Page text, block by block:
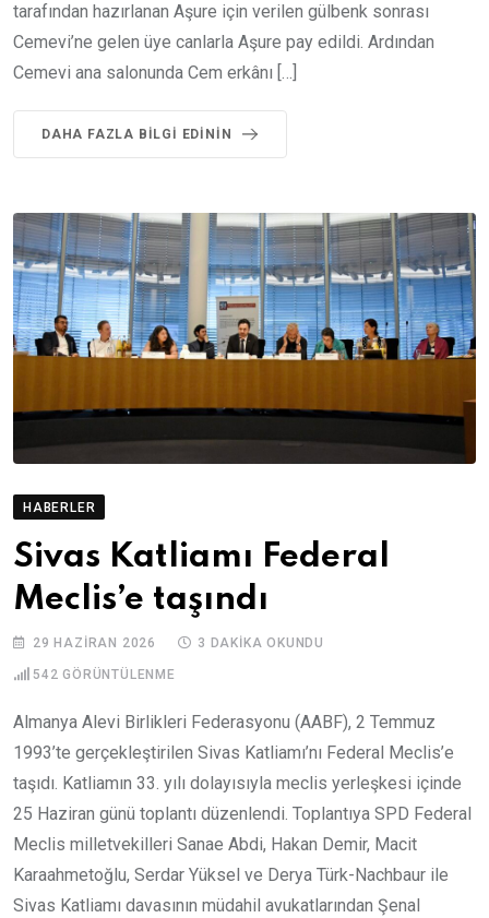
tarafından hazırlanan Aşure için verilen gülbenk sonrası
Cemevi’ne gelen üye canlarla Aşure pay edildi. Ardından
Cemevi ana salonunda Cem erkânı […]
DAHA FAZLA BILGI EDININ
HABERLER
Sivas Katliamı Federal
Meclis’e taşındı
29 HAZIRAN 2026 3 DAKIKA OKUNDU
542 GÖRÜNTÜLENME
Almanya Alevi Birlikleri Federasyonu (AABF), 2 Temmuz
1993’te gerçekleştirilen Sivas Katliamı’nı Federal Meclis’e
taşıdı. Katliamın 33. yılı dolayısıyla meclis yerleşkesi içinde
25 Haziran günü toplantı düzenlendi. Toplantıya SPD Federal
Meclis milletvekilleri Sanae Abdi, Hakan Demir, Macit
Karaahmetoğlu, Serdar Yüksel ve Derya Türk-Nachbaur ile
Sivas Katliamı davasının müdahil avukatlarından Şenal